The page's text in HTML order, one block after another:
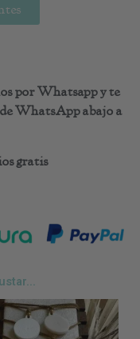
por Whatsapp y te
WhatsApp abajo a
gratis